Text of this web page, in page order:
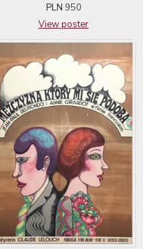
PLN 950
View poster